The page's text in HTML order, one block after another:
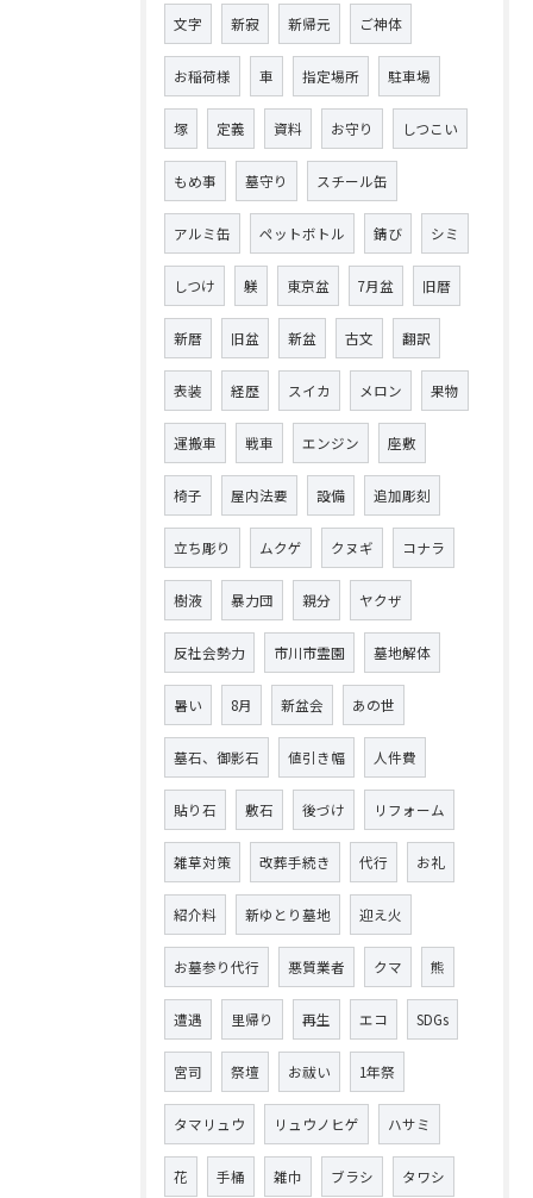
文字 新寂 新帰元 ご神体
お稲荷様 車 指定場所 駐車場
塚 定義 資料 お守り しつこい
もめ事 墓守り スチール缶
アルミ缶 ペットボトル 錆び シミ
しつけ 躾 東京盆 7月盆 旧暦
新暦 旧盆 新盆 古文 翻訳
表装 経歴 スイカ メロン 果物
運搬車 戦車 エンジン 座敷
椅子 屋内法要 設備 追加彫刻
立ち彫り ムクゲ クヌギ コナラ
樹液 暴力団 親分 ヤクザ
反社会勢力 市川市霊園 墓地解体
暑い 8月 新盆会 あの世
墓石、御影石 値引き幅 人件費
貼り石 敷石 後づけ リフォーム
雑草対策 改葬手続き 代行 お礼
紹介料 新ゆとり墓地 迎え火
お墓参り代行 悪質業者 クマ 熊
遭遇 里帰り 再生 エコ SDGs
宮司 祭壇 お祓い 1年祭
タマリュウ リュウノヒゲ ハサミ
花 手桶 雑巾 ブラシ タワシ